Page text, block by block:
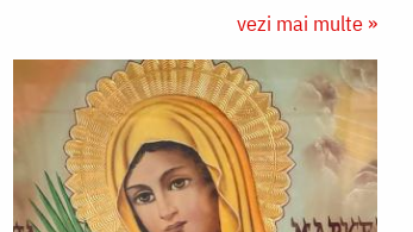
vezi mai multe »